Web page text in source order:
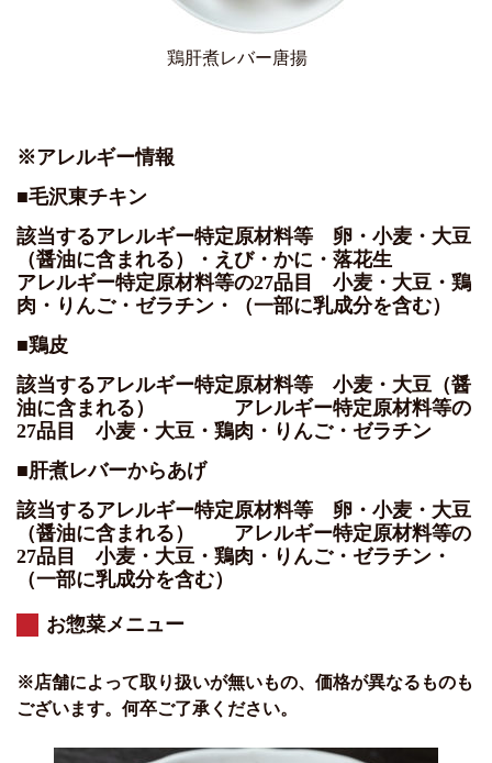
鶏肝煮レバー唐揚
※アレルギー情報
■毛沢東チキン
該当するアレルギー特定原材料等 卵・小麦・大豆
（醤油に含まれる）・えび・かに・落花生
アレルギー特定原材料等の27品目 小麦・大豆・鶏
肉・りんご・ゼラチン・（一部に乳成分を含む）
■鶏皮
該当するアレルギー特定原材料等 小麦・大豆（醤
油に含まれる） アレルギー特定原材料等の
27品目 小麦・大豆・鶏肉・りんご・ゼラチン
■肝煮レバーからあげ
該当するアレルギー特定原材料等 卵・小麦・大豆
（醤油に含まれる） アレルギー特定原材料等の
27品目 小麦・大豆・鶏肉・りんご・ゼラチン・
（一部に乳成分を含む）
お惣菜メニュー
※店舗によって取り扱いが無いもの、価格が異なるものも
ございます。何卒ご了承ください。